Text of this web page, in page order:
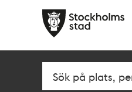
navigationen
huvudinnehållet
Fritextsök